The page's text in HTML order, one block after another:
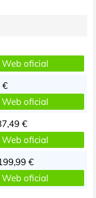
Web oficial
€
Web oficial
€
Web oficial
€
Web oficial